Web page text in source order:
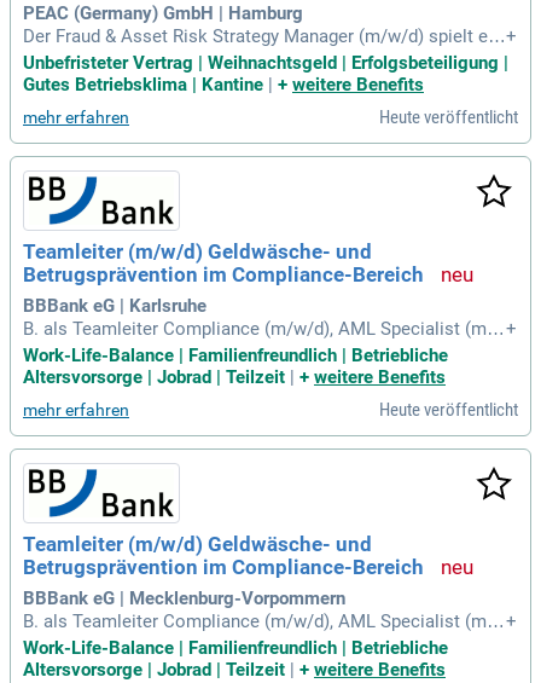
PEAC (Germany) GmbH | Hamburg
Der Fraud & Asset Risk Strategy Manager (m/w/d) spielt ein
e zentrale Rolle in der ganzheitlichen Strategieentwicklung f
ür Kreditrichtlinien. Diese umfassen den gesamten Kreditleb
ollection-Strategie. Die Implementierung einer effektiven Fr
aud-Strategie geschieht durch automatisierte Fraud-Trigger i
n der Decision Engine, die verdächtige Anträge in Echtzeit er
kennen. Zudem werden Sicherheitsrisiken analysiert, um die
Leasingfähigkeit und das Remarketing-Potenzial von Industr
ie-Equipments vor der Kreditentscheidung zu bewerten. Det
aillierte Analysen von Fraud-Mustern unterstützen die kontin
uierliche Verbesserung der Betrugsabwehr. Die regelmäßige
Überprüfung der Restwertmatrix sorgt für marktgerechte En
d-of-Lease-Werte.
+
Unbefristeter Vertrag | Weihnachtsgeld | Erfolgsbeteiligung |
Gutes Betriebsklima | Kantine | + weitere Benefits
mehr erfahren Heute veröffentlicht
Teamleiter (m/w/d) Geldwäsche- und
Betrugsprävention im Compliance-Bereich
BBBank eG | Karlsruhe
B. als Teamleiter Compliance (m/w/d), AML Specialist (m/
w/d), Fraud Analyst (m/w/d), Geldwäschebeauftragter (m/w/
d), Compliance Manager (m/w/d), Risk Manager (m/w/d) od
er vergleichbar); Kenntnisse in der Geldwäsche- und Betrugs
prävention, idealerweise
+
Work-Life-Balance | Familienfreundlich | Betriebliche
Altersvorsorge | Jobrad | Teilzeit | + weitere Benefits
mehr erfahren Heute veröffentlicht
Teamleiter (m/w/d) Geldwäsche- und
Betrugsprävention im Compliance-Bereich
BBBank eG | Mecklenburg-Vorpommern
B. als Teamleiter Compliance (m/w/d), AML Specialist (m/
w/d), Fraud Analyst (m/w/d), Geldwäschebeauftragter (m/w/
d), Compliance Manager (m/w/d), Risk Manager (m/w/d) od
+
Work-Life-Balance | Familienfreundlich | Betriebliche
Altersvorsorge | Jobrad | Teilzeit
+ weitere Benefits